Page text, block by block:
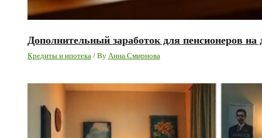
Дополнительный заработок для пенсионеров
Кредиты и ипотека/ By Анна Смирнова